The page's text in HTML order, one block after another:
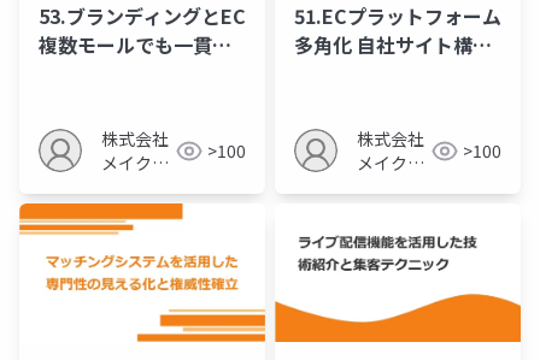
53.ブランディングとEC
複数モールでも一貫し
株式会社
メイクア
>100
51.ECプラットフォーム
多角化 自社サイト構築
株式会社
メイクア
>100